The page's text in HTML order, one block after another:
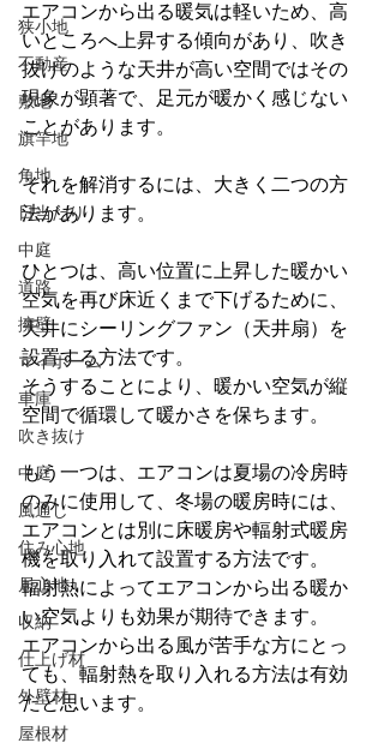
狭小地
不動産
敷地
旗竿地
角地
日当たり
中庭
道路
擁壁
マイホーム
車庫
吹き抜け
中庭
風通し
住み心地
居心地
収納
仕上げ材
外壁材
屋根材
エアコンから出る暖気は軽いため、高
いところへ上昇する傾向があり、吹き
抜けのような天井が高い空間ではその
現象が顕著で、足元が暖かく感じない
ことがあります。
それを解消するには、大きく二つの方
法があります。
ひとつは、高い位置に上昇した暖かい
空気を再び床近くまで下げるために、
天井にシーリングファン（天井扇）を
設置する方法です。
そうすることにより、暖かい空気が縦
空間で循環して暖かさを保ちます。
もう一つは、エアコンは夏場の冷房時
のみに使用して、冬場の暖房時には、
エアコンとは別に床暖房や輻射式暖房
機を取り入れて設置する方法です。
輻射熱によってエアコンから出る暖か
い空気よりも効果が期待できます。
エアコンから出る風が苦手な方にとっ
ても、輻射熱を取り入れる方法は有効
だと思います。